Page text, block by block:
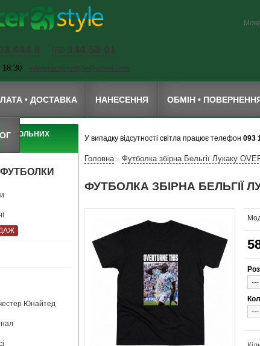
444 8 050 144 58 01
18:30 inform.soccerstyle@gmail.com
• ДОСТАВКА НАНЕСЕННЯ ОБМІН •
Юнайтед
У випадку відсутності світла працює телефон 093
Головна » Футболка збірна Бельгії Лукаку
ФУТБОЛКА ЗБІРНА БЕЛЬГІЇ